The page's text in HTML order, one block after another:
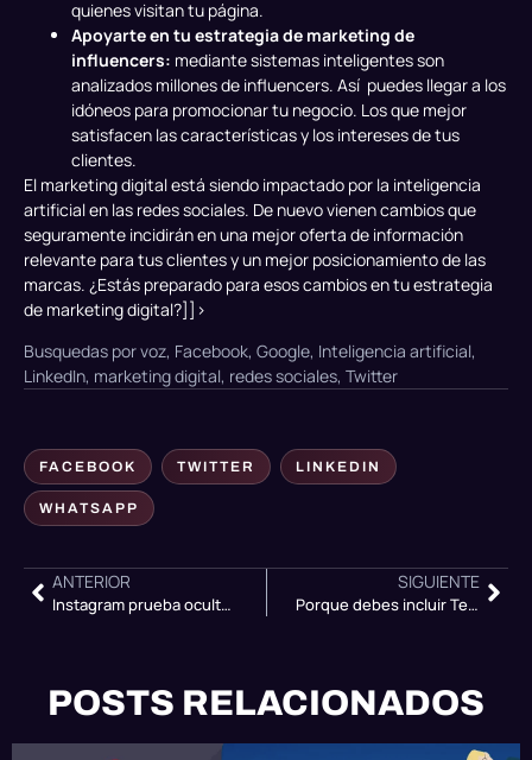
quienes visitan tu página.
Apoyarte en tu estrategia de marketing de
influencers: mediante sistemas inteligentes son
analizados millones de influencers. Así puedes llegar a los
idóneos para promocionar tu negocio. Los que mejor
satisfacen las características y los intereses de tus
clientes.
El marketing digital está siendo impactado por la inteligencia
artificial en las redes sociales. De nuevo vienen cambios que
seguramente incidirán en una mejor oferta de información
relevante para tus clientes y un mejor posicionamiento de las
marcas. ¿Estás preparado para esos cambios en tu estrategia
de marketing digital?]]>
Busquedas por voz, Facebook, Google, Inteligencia artificial,
LinkedIn, marketing digital, redes sociales, Twitter
FACEBOOK TWITTER LINKEDIN
WHATSAPP
ANTERIOR
Instagram prueba ocultar likes ¿Adiós Influencer Marketing?
SIGUIENTE
Porque debes incluir Telegram en tu estrategia de marketing
POSTS RELACIONADOS